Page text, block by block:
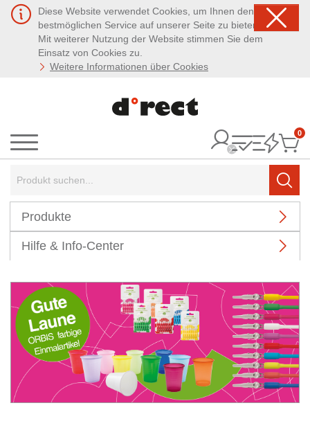
Diese Website verwendet Cookies, um Ihnen den
bestmöglichen Service auf unserer Seite zu bieten.
Mit weiterer Nutzung der Website stimmen Sie dem
Einsatz von Cookies zu.
Weitere Informationen über Cookies
Menü
0
Produkte
Hilfe & Info-Center